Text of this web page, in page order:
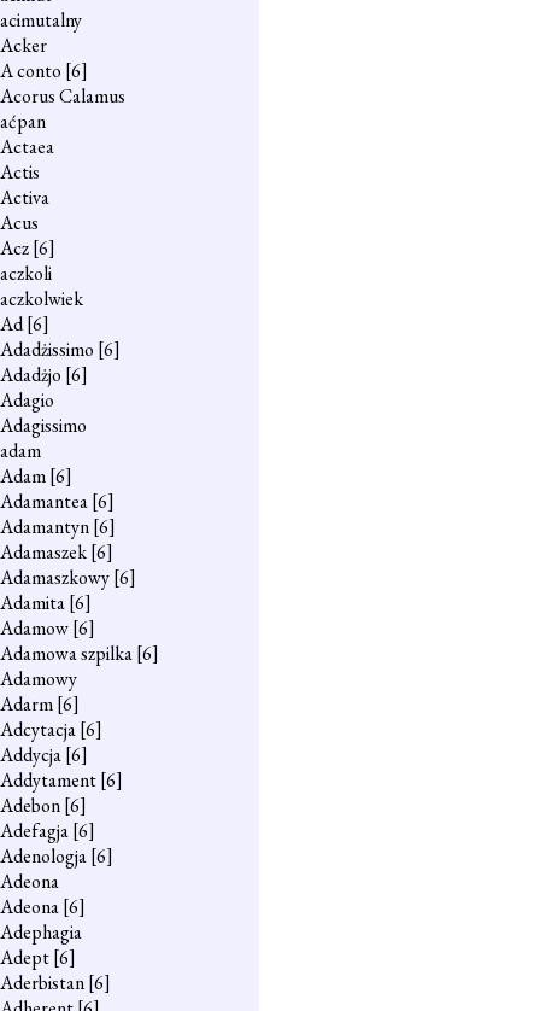
acimutalny
Acker
A conto [6]
Acorus Calamus
aćpan
Actaea
Actis
Activa
Acus
Acz[6]
aczkoli
aczkolwiek
Ad[6]
Adadżissimo [6]
Adadżjo [6]
Adagio
Adagissimo
adam
Adam[6]
Adamantea[6]
Adamantyn[6]
Adamaszek[6]
Adamaszkowy[6]
Adamita[6]
Adamow[6]
Adamowa szpilka[6]
Adamowy
Adarm[6]
Adcytacja[6]
Addycja[6]
Addytament[6]
Adebon[6]
Adefagja[6]
Adenologja[6]
Adeona
Adeona[6]
Adephagia
Adept[6]
Aderbistan[6]